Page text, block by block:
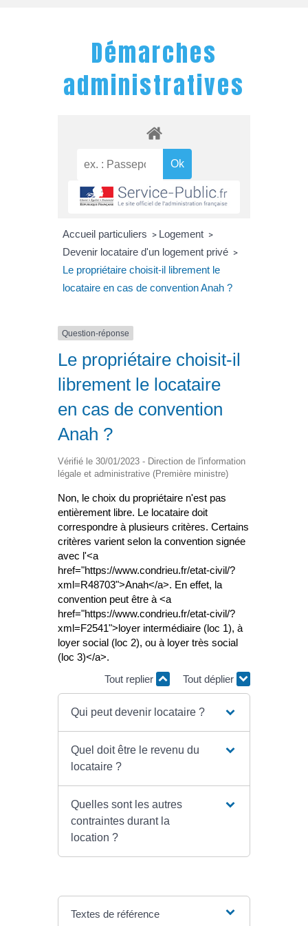
Démarches
administratives
Accueil particuliers > Logement >
Devenir locataire d'un logement privé >
Le propriétaire choisit-il librement le
locataire en cas de convention Anah ?
Question-réponse
Le propriétaire choisit-il
librement le locataire
en cas de convention
Anah ?
Vérifié le 30/01/2023 - Direction de l'information
légale et administrative (Première ministre)
Non, le choix du propriétaire n'est pas
entièrement libre. Le locataire doit
correspondre à plusieurs critères. Certains
critères varient selon la convention signée
avec l'<a
href="https://www.condrieu.fr/etat-civil/?
xml=R48703">Anah</a>. En effet, la
convention peut être à <a
href="https://www.condrieu.fr/etat-civil/?
xml=F2541">loyer intermédiaire (loc 1), à
loyer social (loc 2), ou à loyer très social
(loc 3)</a>.
Tout replier
Tout déplier
Qui peut devenir locataire ?
Quel doit être le revenu du
locataire ?
Quelles sont les autres
contraintes durant la
location ?
Textes de référence